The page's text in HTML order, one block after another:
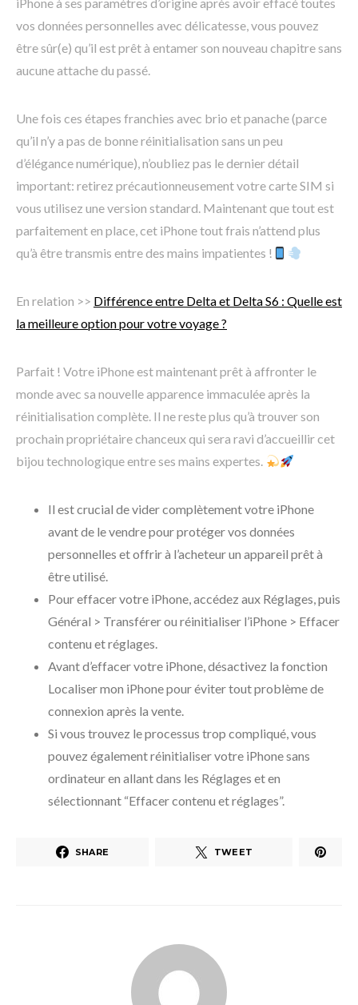
iPhone à ses paramètres d’origine après avoir effacé toutes
vos données personnelles avec délicatesse, vous pouvez
être sûr(e) qu’il est prêt à entamer son nouveau chapitre sans
aucune attache du passé.
Une fois ces étapes franchies avec brio et panache (parce
qu’il n’y a pas de bonne réinitialisation sans un peu
d’élégance numérique), n’oubliez pas le dernier détail
important: retirez précautionneusement votre carte SIM si
vous utilisez une version standard. Maintenant que tout est
parfaitement en place, cet iPhone tout frais n’attend plus
qu’à être transmis entre des mains impatientes !
En relation >> Différence entre Delta et Delta S6 : Quelle est
la meilleure option pour votre voyage ?
Parfait ! Votre iPhone est maintenant prêt à affronter le
monde avec sa nouvelle apparence immaculée après la
réinitialisation complète. Il ne reste plus qu’à trouver son
prochain propriétaire chanceux qui sera ravi d’accueillir cet
bijou technologique entre ses mains expertes.
Il est crucial de vider complètement votre iPhone
avant de le vendre pour protéger vos données
personnelles et offrir à l’acheteur un appareil prêt à
être utilisé.
Pour effacer votre iPhone, accédez aux Réglages, puis
Général > Transférer ou réinitialiser l’iPhone > Effacer
contenu et réglages.
Avant d’effacer votre iPhone, désactivez la fonction
Localiser mon iPhone pour éviter tout problème de
connexion après la vente.
Si vous trouvez le processus trop compliqué, vous
pouvez également réinitialiser votre iPhone sans
ordinateur en allant dans les Réglages et en
sélectionnant “Effacer contenu et réglages”.
SHARE TWEET